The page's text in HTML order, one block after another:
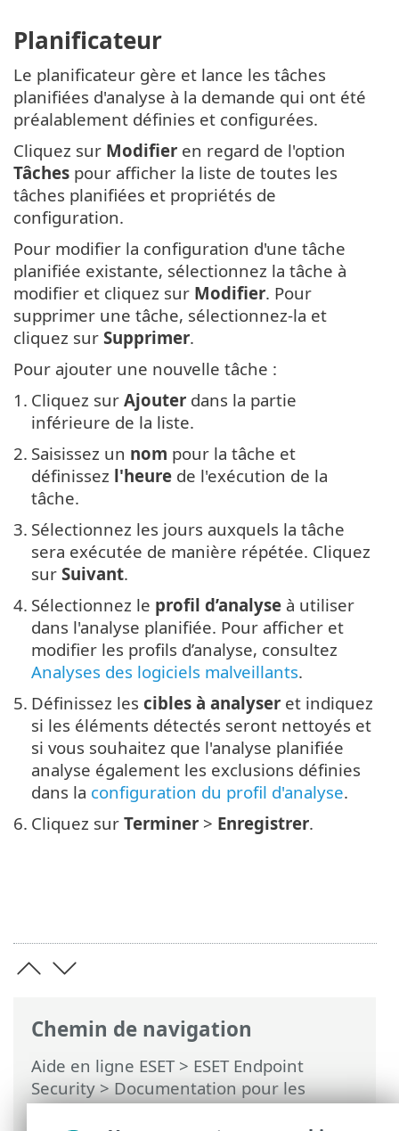
Chemin de navigation
Aide en ligne ESET> ESET Endpoint
Security>Documentation pour les
endpoints administrés à distance>
Planificateur
Le planificateur gère et lance les tâches
planifiées d'analyse à la demande qui ont été
préalablement définies et configurées.
Cliquez sur Modifier en regard de l'option
Tâches pour afficher la liste de toutes les
tâches planifiées et propriétés de
configuration.
Pour modifier la configuration d'une tâche
planifiée existante, sélectionnez la tâche à
modifier et cliquez sur Modifier. Pour
supprimer une tâche, sélectionnez-la et
cliquez sur Supprimer.
Pour ajouter une nouvelle tâche :
1. Cliquez sur Ajouter dans la partie
inférieure de la liste.
2. Saisissez un nom pour la tâche et
définissez l'heure de l'exécution de la
tâche.
3. Sélectionnez les jours auxquels la tâche
sera exécutée de manière répétée. Cliquez
sur Suivant.
4. Sélectionnez le profil d’analyse à utiliser
dans l'analyse planifiée. Pour afficher et
modifier les profils d’analyse, consultez
Analyses des logiciels malveillants.
5. Définissez les cibles à analyser et indiquez
si les éléments détectés seront nettoyés et
si vous souhaitez que l'analyse planifiée
analyse également les exclusions définies
dans la configuration du profil d'analyse.
6. Cliquez sur Terminer > Enregistrer.